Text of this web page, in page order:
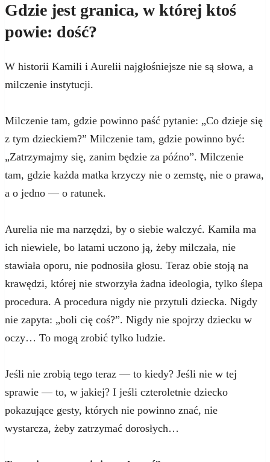
Gdzie jest granica, w której ktoś
powie: dość?
W historii Kamili i Aurelii najgłośniejsze nie są słowa, a
milczenie instytucji.
Milczenie tam, gdzie powinno paść pytanie: „Co dzieje się
z tym dzieckiem?” Milczenie tam, gdzie powinno być:
„Zatrzymajmy się, zanim będzie za późno”. Milczenie
tam, gdzie każda matka krzyczy nie o zemstę, nie o prawa,
a o jedno — o ratunek.
Aurelia nie ma narzędzi, by o siebie walczyć. Kamila ma
ich niewiele, bo latami uczono ją, żeby milczała, nie
stawiała oporu, nie podnosiła głosu. Teraz obie stoją na
krawędzi, której nie stworzyła żadna ideologia, tylko ślepa
procedura. A procedura nigdy nie przytuli dziecka. Nigdy
nie zapyta: „boli cię coś?”. Nigdy nie spojrzy dziecku w
oczy… To mogą zrobić tylko ludzie.
Jeśli nie zrobią tego teraz — to kiedy? Jeśli nie w tej
sprawie — to, w jakiej? I jeśli czteroletnie dziecko
pokazujące gesty, których nie powinno znać, nie
wystarcza, żeby zatrzymać dorosłych…